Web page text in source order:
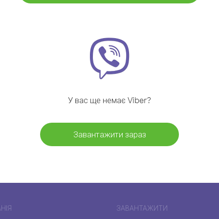
У вас ще немає Viber?
Завантажити зараз
ЗАВАНТАЖИТИ